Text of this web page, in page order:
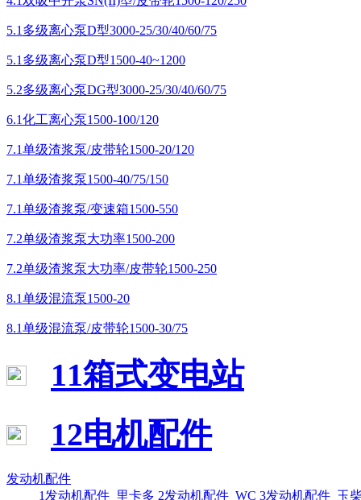
5.1多级离心泵D型3000-25/30/40/60/75
5.1多级离心泵D型1500-40~1200
5.2多级离心泵DG型3000-25/30/40/60/75
6.1化工离心泵1500-100/120
7.1单级渣浆泵/皮带轮1500-20/120
7.1单级渣浆泵1500-40/75/150
7.1单级渣浆泵/变速箱1500-550
7.2单级渣浆泵大功率1500-200
7.2单级渣浆泵大功率/皮带轮1500-250
8.1单级混流泵1500-20
8.1单级混流泵/皮带轮1500-30/75
11箱式变电站
12电机配件
发动机配件
1发动机配件_里卡多 2发动机配件_WC 3发动机配件_玉